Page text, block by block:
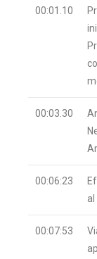
00:01.10
00:03.30
00:06:23
00:07:53